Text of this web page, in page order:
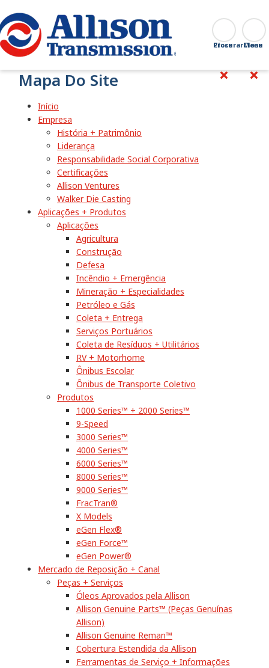
Go Home Procurar
Close
Mapa Do Site
Início
Empresa
História + Patrimônio
Liderança
Responsabilidade Social Corporativa
Certificações
Allison Ventures
Walker Die Casting
Aplicações + Produtos
Aplicações
Agricultura
Construção
Defesa
Incêndio + Emergência
Mineração + Especialidades
Petróleo e Gás
Coleta + Entrega
Serviços Portuários
Coleta de Resíduos + Utilitários
RV + Motorhome
Ônibus Escolar
Ônibus de Transporte Coletivo
Produtos
1000 Series™ + 2000 Series™
9-Speed
3000 Series™
4000 Series™
6000 Series™
8000 Series™
9000 Series™
FracTran®
X Models
eGen Flex®
eGen Force™
eGen Power®
Mercado de Reposição + Canal
Peças + Serviços
Óleos Aprovados pela Allison
Allison Genuine Parts™ (Peças Genuínas
Allison)
Allison Genuine Reman™
Cobertura Estendida da Allison
Ferramentas de Serviço + Informações